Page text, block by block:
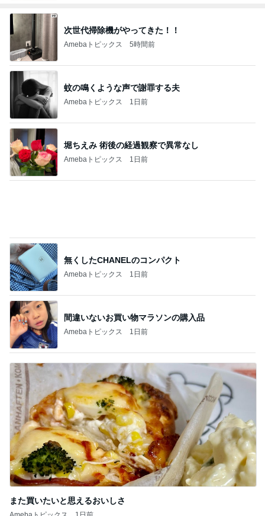
次世代掃除機がやってきた！！
Amebaトピックス 5時間前
蚊の鳴くような声で謝罪する夫
Amebaトピックス 1日前
堀ちえみ 術後の経過観察で異常なし
Amebaトピックス 1日前
間違いないお買い物マラソンの購入品
Amebaトピックス 1日前
また買いたいと思えるおいしさ
Amebaトピックス 1日前
記事を読む